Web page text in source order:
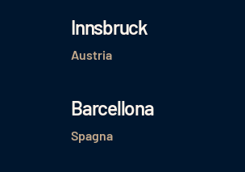
Innsbruck
Austria
Barcellona
Spagna